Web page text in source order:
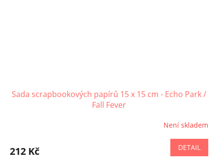
Sada scrapbookových papírů 15 x 15 cm - Echo Park /
Fall Fever
Není skladem
212 Kč DETAIL